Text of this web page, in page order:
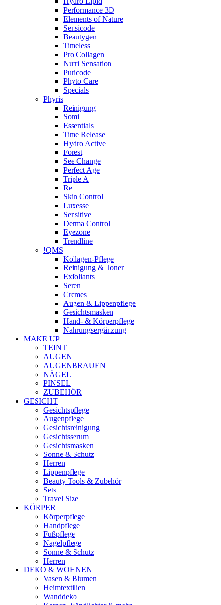
Performance 3D
Elements of Nature
Sensicode
Beautygen
Timeless
Pro Collagen
Nutri Sensation
Puricode
Phyto Care
Specials
Phyris
Reinigung
Somi
Essentials
Time Release
Hydro Active
Forest
See Change
Perfect Age
Triple A
Re
Skin Control
Luxesse
Sensitive
Derma Control
Eyezone
Trendline
!QMS
Kollagen-Pflege
Reinigung & Toner
Exfoliants
Seren
Cremes
Augen & Lippenpflege
Gesichtsmasken
Hand- & Körperpflege
Nahrungsergänzung
MAKE UP
TEINT
AUGEN
AUGENBRAUEN
NÄGEL
PINSEL
ZUBEHÖR
GESICHT
Gesichtspflege
Augenpflege
Gesichtsreinigung
Gesichtsserum
Gesichtsmasken
Sonne & Schutz
Herren
Lippenpflege
Beauty Tools & Zubehör
Sets
Travel Size
KÖRPER
Körperpflege
Handpflege
Fußpflege
Nagelpflege
Sonne & Schutz
Herren
DEKO & WOHNEN
Vasen & Blumen
Heimtextilien
Wanddeko